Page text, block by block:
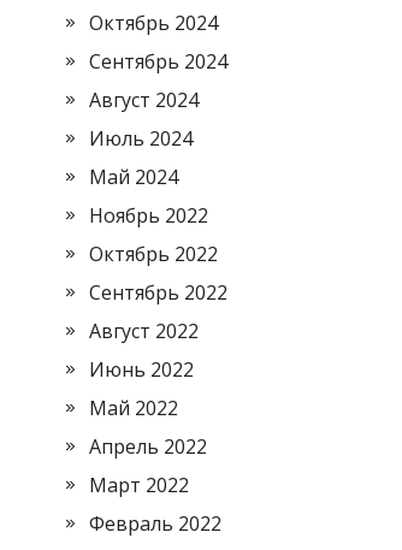
Октябрь 2024
Сентябрь 2024
Август 2024
Июль 2024
Май 2024
Ноябрь 2022
Октябрь 2022
Сентябрь 2022
Август 2022
Июнь 2022
Май 2022
Апрель 2022
Март 2022
Февраль 2022